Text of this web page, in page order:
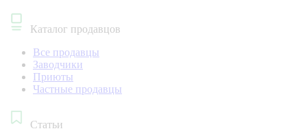
Каталог продавцов
Все продавцы
Заводчики
Приюты
Частные продавцы
Статьи